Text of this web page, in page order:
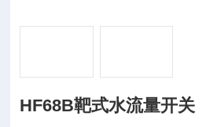
HF68B靶式水流量开关